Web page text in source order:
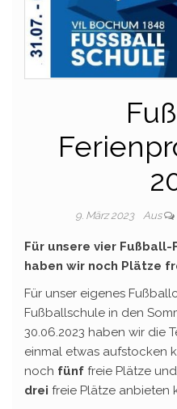
9. März 2023 Aus
Für unsere vier
haben wir noch Plätze
Für unser eigenes
Fußballschule in den
30.06.2023 haben wir die
einmal etwas aufstocken
noch fünf freie Plätze
drei freie Plätze anbieten